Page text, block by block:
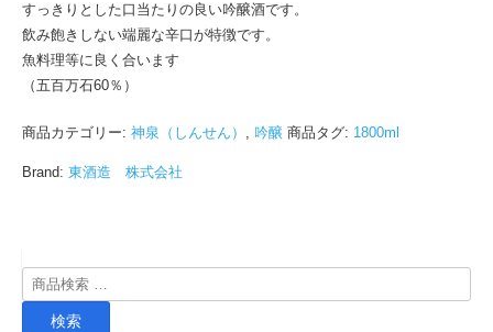
すっきりとした口当たりの良い吟醸酒です。
飲み飽きしない端麗な辛口が特徴です。
魚料理等に良く合います
（五百万石60％）
商品カテゴリー: 神泉（しんせん） 吟醸 商品タグ: 1800ml
Brand: 東酒造 株式会社
検
索
検索